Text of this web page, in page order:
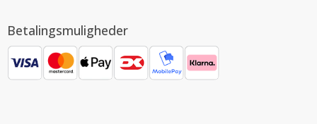
Betalingsmuligheder